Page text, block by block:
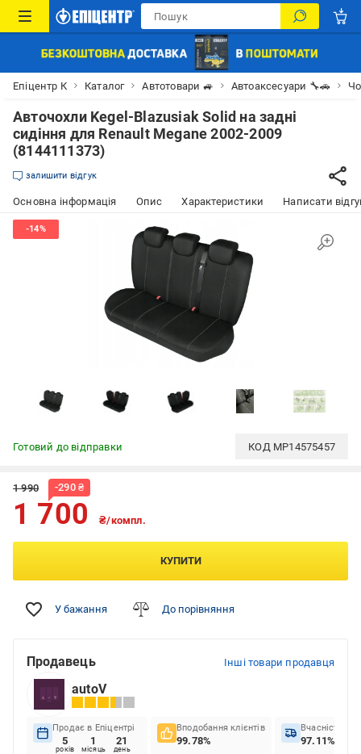
Епіцентр К Каталог Автотовари 🚙 Автоаксесуари 🔧🚗
Авточохли Kegel-Blazusiak Solid на задні
сидіння для Renault Megane 2002-2009
(8144111373)
залишити відгук
Основна інформація Опис Характеристики Написати
Готовий до відправки КОД MP14575457
1 990 -290₴
1 700 ₴/компл.
КУПИТИ
У бажання До порівняння
Продавець Інші товари продавця
autoV
Продає в Епіцентрі
5
років
1
місяць
21
день
Вподобання клієнтів
99.78%
Вчасність
97.11%